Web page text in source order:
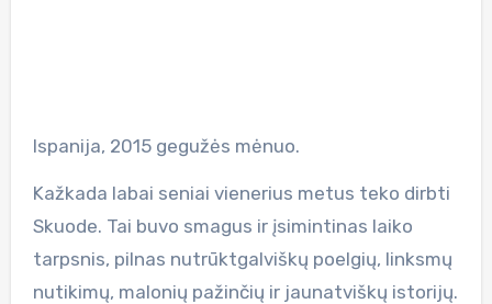
Ispanija, 2015 gegužės mėnuo.
Kažkada labai seniai vienerius metus teko dirbti
Skuode. Tai buvo smagus ir įsimintinas laiko
tarpsnis, pilnas nutrūktgalviškų poelgių, linksmų
nutikimų, malonių pažinčių ir jaunatviškų istorijų.